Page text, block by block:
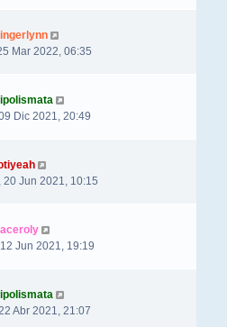
Mar 2022, 06:35
Dic 2021, 20:49
20 Jun 2021, 10:15
Jun 2021, 19:19
Abr 2021, 21:07